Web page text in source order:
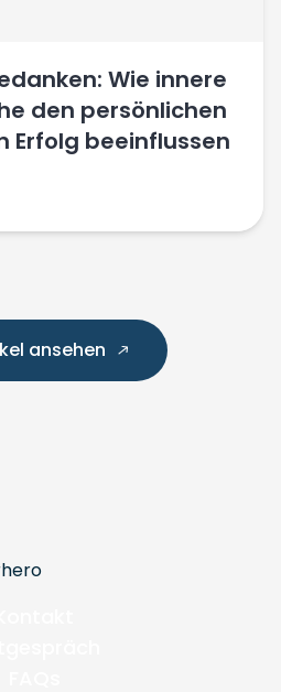
Wie innere
den persönlichen
Erfolg beeinflussen
ansehen